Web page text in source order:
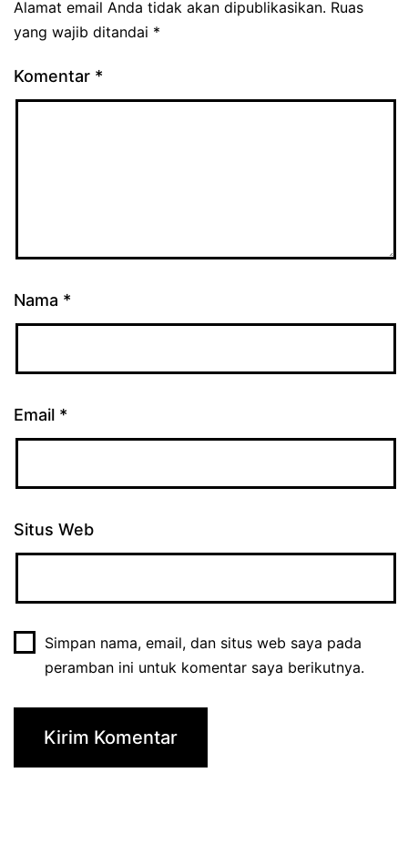
Alamat email Anda tidak akan dipublikasikan. Ruas
yang wajib ditandai *
Komentar *
Nama *
Email *
Situs Web
Simpan nama, email, dan situs web saya pada
peramban ini untuk komentar saya berikutnya.